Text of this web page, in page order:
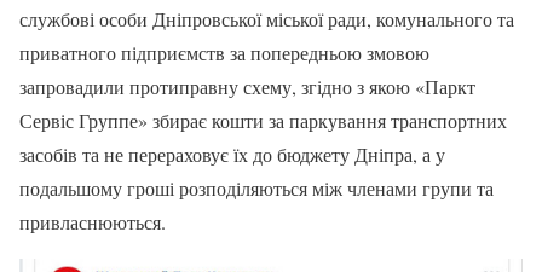
службові особи Дніпровської міської ради, комунального та
приватного підприємств за попередньою змовою
запровадили протиправну схему, згідно з якою «Паркт
Сервіс Группе» збирає кошти за паркування транспортних
засобів та не перераховує їх до бюджету Дніпра, а у
подальшому гроші розподіляються між членами групи та
привласнюються.